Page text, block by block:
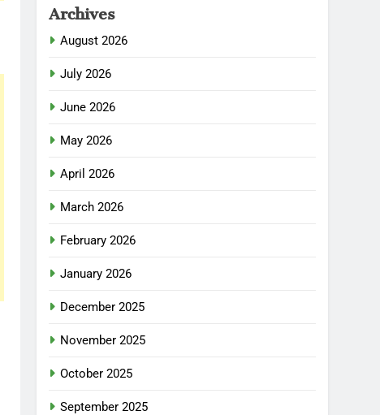
Archives
August 2026
July 2026
June 2026
May 2026
April 2026
March 2026
February 2026
January 2026
December 2025
November 2025
October 2025
September 2025